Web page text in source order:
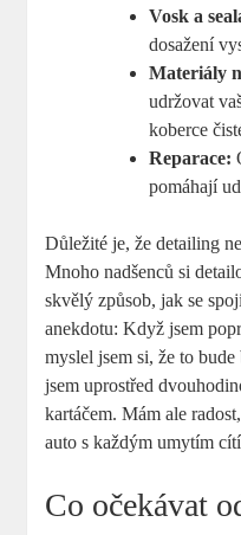
Vosk ⁢a
dosažení
Materiály‌
udržovat
koberce
Reparace:
pomáhají
Důležité je, že detailing⁢
Mnoho nadšenců si
skvělý způsob, jak se
anekdotu: Když jsem
myslel jsem si, že to
jsem uprostřed
kartáčem. Mám ale
auto s​ každým ​umytím
Co očekávat